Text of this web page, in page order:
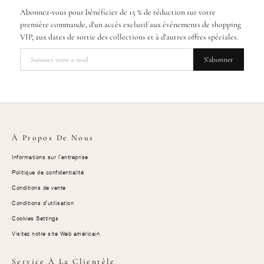
Abonnez-vous pour bénéficier de 15 % de réduction sur votre
première commande, d'un accès exclusif aux événements de shopping
VIP, aux dates de sortie des collections et à d'autres offres spéciales.
S'abonner
À Propos De Nous
Informations sur l'entreprise
Politique de confidentialité
Conditions de vente
Conditions d'utilisation
Cookies Settings
Visitez notre site Web américain
Service À La Clientèle